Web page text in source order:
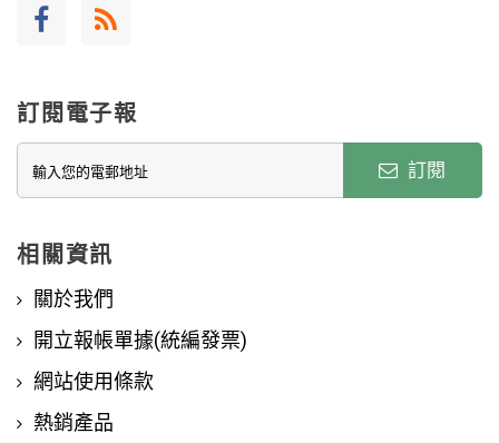
訂閱電子報
訂閱
相關資訊
關於我們
開立報帳單據(統編發票)
網站使用條款
熱銷產品